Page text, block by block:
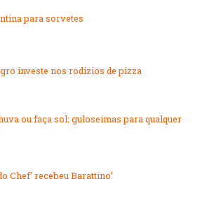
Lanchonetes
Massas
e Confeitarias
Pizzarias
Portuguesa
para sorvetes
investe nos rodízios de pizza
ou faça sol: guloseimas para qualquer
Chef’ recebeu Barattino’